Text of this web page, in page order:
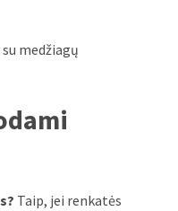
medžiagų
Taip, jei renkatės